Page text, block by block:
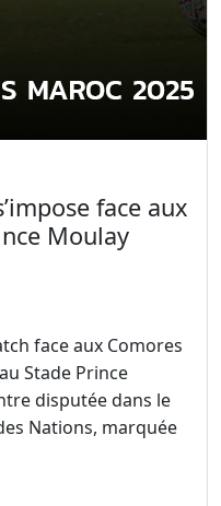
face aux
Moulay
face aux Comores
Stade Prince
disputée dans le
Nations, marquée